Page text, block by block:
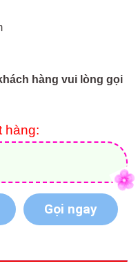
hàng vui lòng gọi
hàng:
Gọi ngay
Tikes LT-172809E3 số